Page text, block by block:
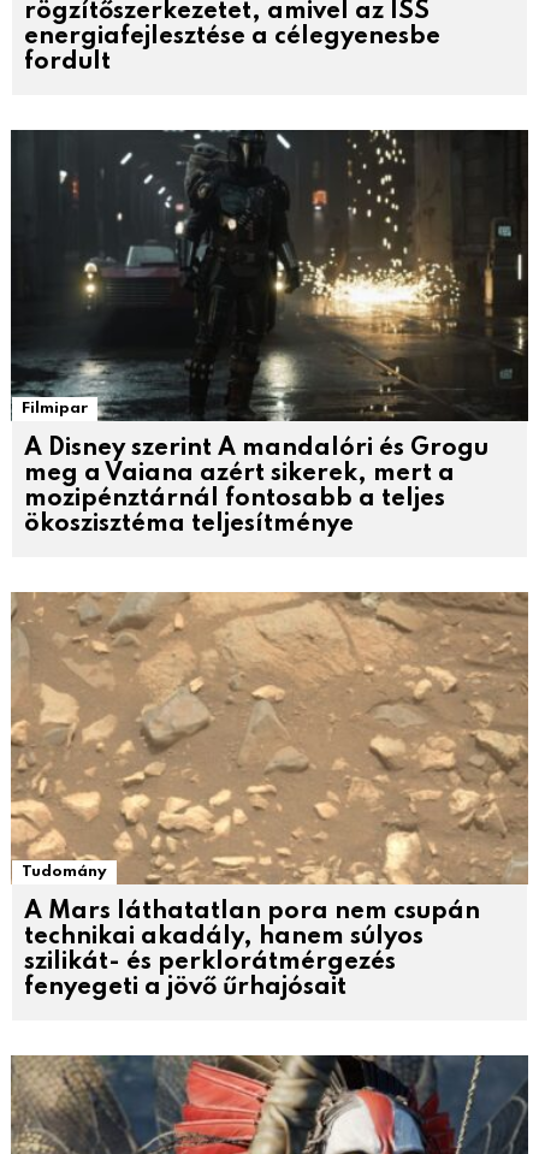
rögzítőszerkezetet, amivel az ISS
energiafejlesztése a célegyenesbe
fordult
Filmipar
A Disney szerint A mandalóri és Grogu
meg a Vaiana azért sikerek, mert a
mozipénztárnál fontosabb a teljes
ökoszisztéma teljesítménye
Tudomány
A Mars láthatatlan pora nem csupán
technikai akadály, hanem súlyos
szilikát- és perklorátmérgezés
fenyegeti a jövő űrhajósait